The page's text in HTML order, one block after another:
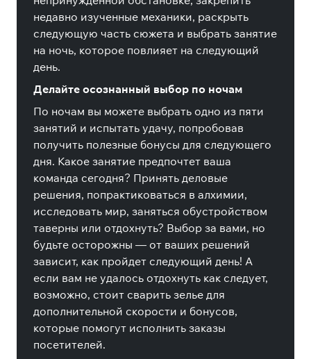
недавно изученные механики, раскрыть
следующую часть сюжета и выбрать занятие
на ночь, которое повлияет на следующий
день.
Делайте осознанный выбор по ночам
По ночам вы можете выбрать одно из пяти
занятий и испытать удачу, попробовав
получить полезные бонусы для следующего
дня. Какое занятие предпочтет ваша
команда сегодня? Принять деловые
решения, попрактиковаться в алхимии,
исследовать мир, заняться обустройством
таверны или отдохнуть? Выбор за вами, но
будьте осторожны — от ваших решений
зависит, как пройдет следующий день! А
если вам не удалось отдохнуть как следует,
возможно, стоит сварить зелье для
дополнительной скорости и бонусов,
которые помогут исполнить заказы
посетителей.